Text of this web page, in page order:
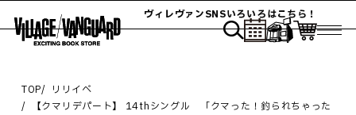
ヴィレヴァンSNSいろいろはこちら！
TOP
リリイベ
【クマリデパート】 14thシングル 「クマった！釣られちゃった